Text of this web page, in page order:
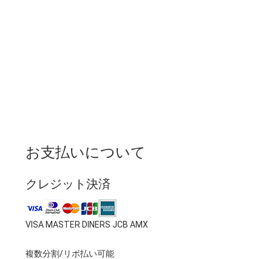
お支払いについて
クレジット決済
VISA MASTER DINERS JCB AMX
複数分割/リボ払い可能